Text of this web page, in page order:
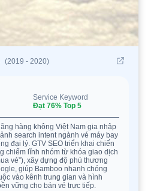
(2019 - 2020)
Service Keyword
Đạt 76% Top 5
hàng không Việt Nam gia nhập
search intent ngành vé máy bay
đại lý. GTV SEO triển khai chiến
chiếm lĩnh nhóm từ khóa giao dịch
vé”), xây dựng độ phủ thương
giúp Bamboo nhanh chóng
vào kênh trung gian và hình
vững cho bán vé trực tiếp.